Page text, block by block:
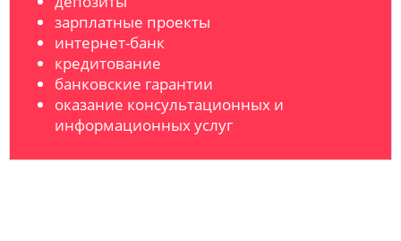
зарплатные проекты
интернет-банк
кредитование
банковские гарантии
оказание консультационных и
информационных услуг